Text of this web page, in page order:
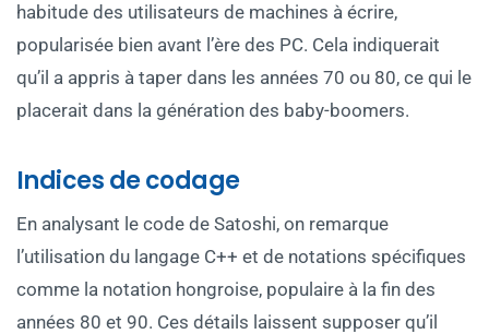
habitude des utilisateurs de machines à écrire,
popularisée bien avant l’ère des PC. Cela indiquerait
qu’il a appris à taper dans les années 70 ou 80, ce qui le
placerait dans la génération des baby-boomers.
Indices de codage
En analysant le code de Satoshi, on remarque
l’utilisation du langage C++ et de notations spécifiques
comme la notation hongroise, populaire à la fin des
années 80 et 90. Ces détails laissent supposer qu’il